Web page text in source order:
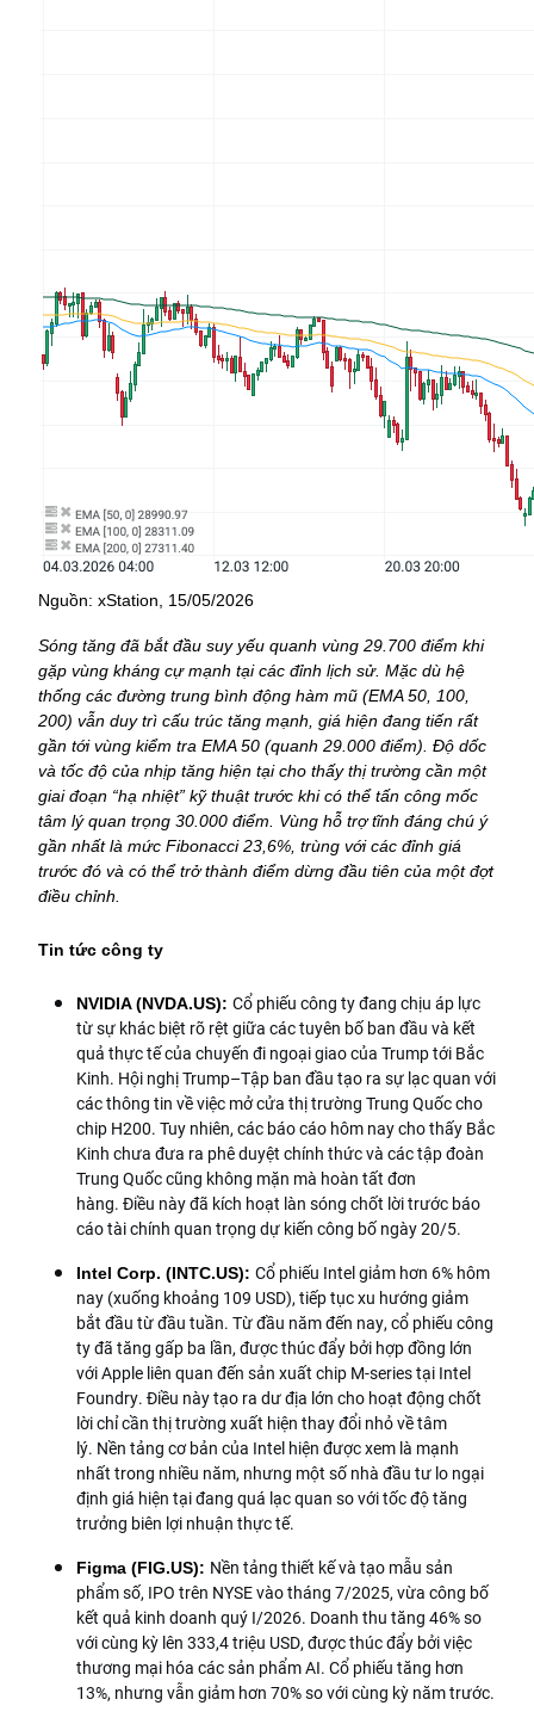
Nguồn: xStation, 15/05/2026
Sóng tăng đã bắt đầu suy yếu quanh vùng 29.700 điểm khi
gặp vùng kháng cự mạnh tại các đỉnh lịch sử. Mặc dù hệ
thống các đường trung bình động hàm mũ (EMA 50, 100,
200) vẫn duy trì cấu trúc tăng mạnh, giá hiện đang tiến rất
gần tới vùng kiểm tra EMA 50 (quanh 29.000 điểm). Độ dốc
và tốc độ của nhịp tăng hiện tại cho thấy thị trường cần một
giai đoạn “hạ nhiệt” kỹ thuật trước khi có thể tấn công mốc
tâm lý quan trọng 30.000 điểm. Vùng hỗ trợ tĩnh đáng chú ý
gần nhất là mức Fibonacci 23,6%, trùng với các đỉnh giá
trước đó và có thể trở thành điểm dừng đầu tiên của một đợt
điều chỉnh.
Tin tức công ty
NVIDIA (NVDA.US): Cổ phiếu công ty đang chịu áp lực
từ sự khác biệt rõ rệt giữa các tuyên bố ban đầu và kết
quả thực tế của chuyến đi ngoại giao của Trump tới Bắc
Kinh. Hội nghị Trump–Tập ban đầu tạo ra sự lạc quan với
các thông tin về việc mở cửa thị trường Trung Quốc cho
chip H200. Tuy nhiên, các báo cáo hôm nay cho thấy Bắc
Kinh chưa đưa ra phê duyệt chính thức và các tập đoàn
Trung Quốc cũng không mặn mà hoàn tất đơn
hàng. Điều này đã kích hoạt làn sóng chốt lời trước báo
cáo tài chính quan trọng dự kiến công bố ngày 20/5.
Intel Corp. (INTC.US): Cổ phiếu Intel giảm hơn 6% hôm
nay (xuống khoảng 109 USD), tiếp tục xu hướng giảm
bắt đầu từ đầu tuần. Từ đầu năm đến nay, cổ phiếu công
ty đã tăng gấp ba lần, được thúc đẩy bởi hợp đồng lớn
với Apple liên quan đến sản xuất chip M-series tại Intel
Foundry. Điều này tạo ra dư địa lớn cho hoạt động chốt
lời chỉ cần thị trường xuất hiện thay đổi nhỏ về tâm
lý. Nền tảng cơ bản của Intel hiện được xem là mạnh
nhất trong nhiều năm, nhưng một số nhà đầu tư lo ngại
định giá hiện tại đang quá lạc quan so với tốc độ tăng
trưởng biên lợi nhuận thực tế.
Figma (FIG.US): Nền tảng thiết kế và tạo mẫu sản
phẩm số, IPO trên NYSE vào tháng 7/2025, vừa công bố
kết quả kinh doanh quý I/2026. Doanh thu tăng 46% so
với cùng kỳ lên 333,4 triệu USD, được thúc đẩy bởi việc
thương mại hóa các sản phẩm AI. Cổ phiếu tăng hơn
13%, nhưng vẫn giảm hơn 70% so với cùng kỳ năm trước.